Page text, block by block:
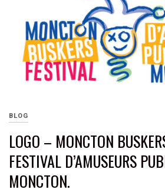
BLOG
LOGO – MONCTON
FESTIVAL D’AMUSEURS
MONCTON.